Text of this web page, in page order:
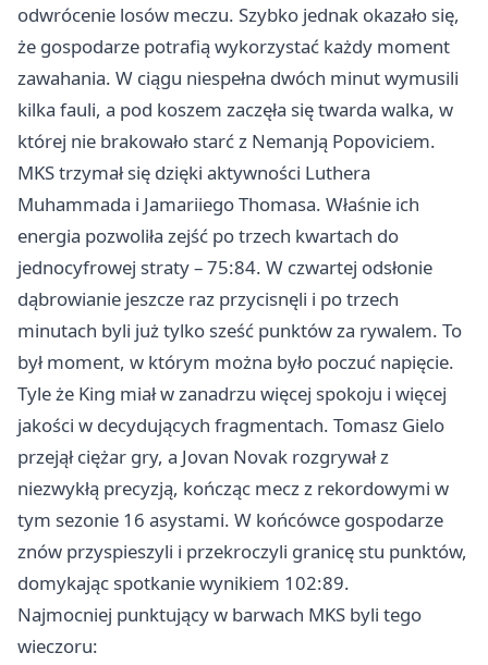
odwrócenie losów meczu. Szybko jednak okazało się,
że gospodarze potrafią wykorzystać każdy moment
zawahania. W ciągu niespełna dwóch minut wymusili
kilka fauli, a pod koszem zaczęła się twarda walka, w
której nie brakowało starć z Nemanją Popoviciem.
MKS trzymał się dzięki aktywności Luthera
Muhammada i Jamariiego Thomasa. Właśnie ich
energia pozwoliła zejść po trzech kwartach do
jednocyfrowej straty – 75:84. W czwartej odsłonie
dąbrowianie jeszcze raz przycisnęli i po trzech
minutach byli już tylko sześć punktów za rywalem. To
był moment, w którym można było poczuć napięcie.
Tyle że King miał w zanadrzu więcej spokoju i więcej
jakości w decydujących fragmentach. Tomasz Gielo
przejął ciężar gry, a Jovan Novak rozgrywał z
niezwykłą precyzją, kończąc mecz z rekordowymi w
tym sezonie 16 asystami. W końcówce gospodarze
znów przyspieszyli i przekroczyli granicę stu punktów,
domykając spotkanie wynikiem 102:89.
Najmocniej punktujący w barwach MKS byli tego
wieczoru: